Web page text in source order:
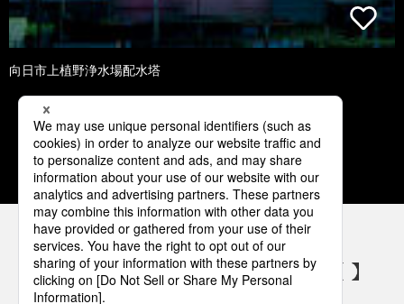
向日市上植野浄水場配水塔
1 2 3 4 5
パナソニックの電気設備 SNSアカウント